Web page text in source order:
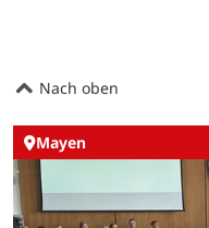
Nach oben
Mayen